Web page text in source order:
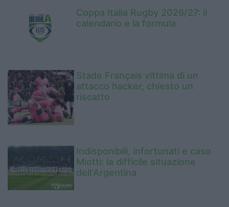
Coppa Italia Rugby 2026/27: il
calendario e la formula
Stade Français vittima di un
attacco hacker, chiesto un
riscatto
Indisponibili, infortunati e caso
Miotti: la difficile situazione
dell'Argentina